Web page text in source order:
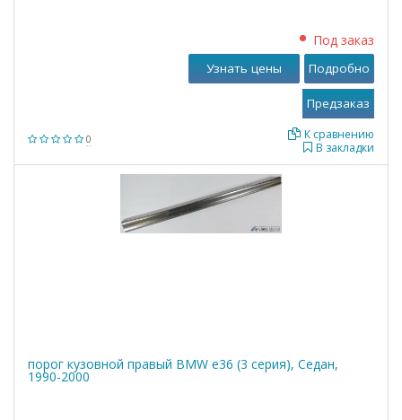
0
Под заказ
В закладки
К сравнению
Узнать цены Подробно
порог кузовной правый BMW е36 (3 серия), Седан,
1990-2000